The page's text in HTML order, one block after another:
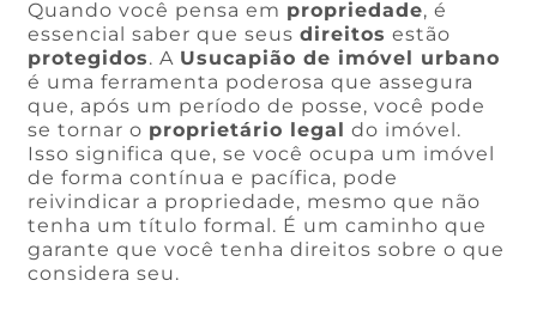
Quando você pensa em propriedade, é
essencial saber que seusdireitos estão
protegidos. A Usucapião de imóvel urbano
é uma ferramenta poderosa que assegura
que, após um período de posse, você pode
se tornar o proprietário legal do imóvel.
Isso significa que, se você ocupa um imóvel
de forma contínua e pacífica, pode
reivindicar a propriedade, mesmo que não
tenha um título formal. É um caminho que
garante que você tenha direitos sobre o que
considera seu.